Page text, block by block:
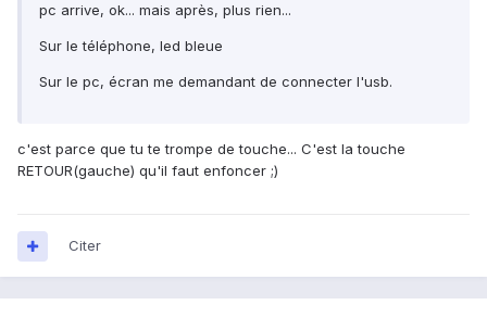
pc arrive, ok... mais après, plus rien...
Sur le téléphone, led bleue
Sur le pc, écran me demandant de connecter l'usb.
c'est parce que tu te trompe de touche... C'est la touche
RETOUR(gauche) qu'il faut enfoncer ;)
Citer